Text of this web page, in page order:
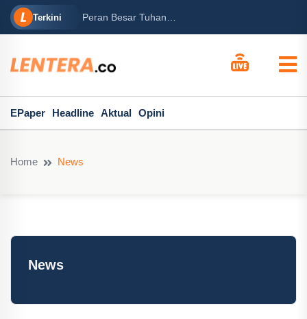
Terkini
Mary...
Peran Besar Tuhan…
EPaper Headline Aktual Opini
Home News
News